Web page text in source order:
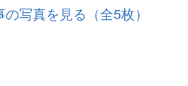
の写真を見る（全5枚）